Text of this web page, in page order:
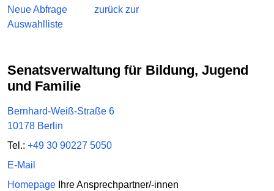
Neue Abfrage
zurück zur
Auswahlliste
Senatsverwaltung für Bildung, Jugend
und Familie
Bernhard-Weiß-Straße 6
10178 Berlin
Tel.: +49 30 90227 5050
E-Mail
Homepage Ihre Ansprechpartner/-innen